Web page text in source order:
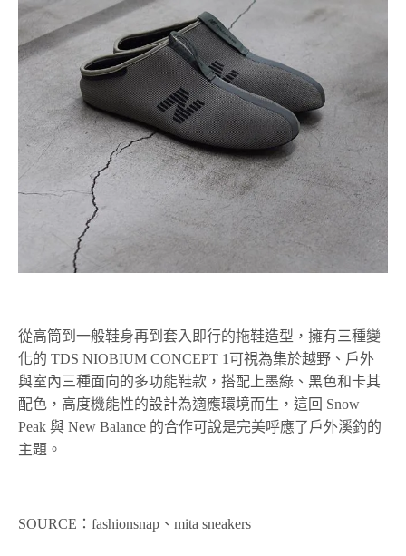
從高筒到一般鞋身再到套入即行的拖鞋造型，擁有三種變
化的 TDS NIOBIUM CONCEPT 1可視為集於越野、戶外
與室內三種面向的多功能鞋款，搭配上墨綠、黑色和卡其
配色，高度機能性的設計為適應環境而生，這回 Snow
Peak 與 New Balance 的合作可說是完美呼應了戶外溪釣的
主題。
SOURCE：fashionsnap、mita sneakers